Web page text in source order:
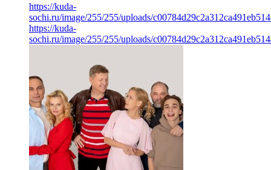
https://kuda-
sochi.ru/image/255/255/uploads/
https://kuda-
sochi.ru/image/255/255/uploads/